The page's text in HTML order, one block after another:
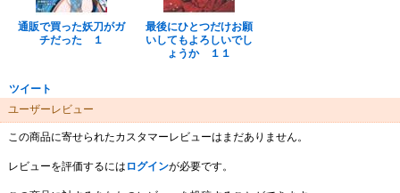
通販で買った妖刀がガ
チだった １
最後にひとつだけお願
いしてもよろしいでし
ょうか １１
ツイート
ユーザーレビュー
この商品に寄せられたカスタマーレビューはまだありません。
レビューを評価するには ログインが必要です。